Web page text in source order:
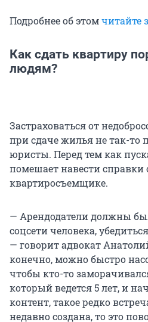
Подробнее об этомчитайте
Как сдать квартиру
людям?
Застраховаться от
при сдаче жилья не так-то
юристы. Перед тем как
помешает навести
квартиросъемщике.
— Арендодатели должны
соцсети человека,
— говорит адвокат
конечно, можно быстро
чтобы кто-то
который ведется 5 лет, и
контент, такое редко
недавно создана, то это